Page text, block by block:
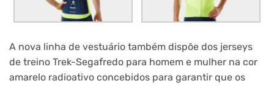
A nova linha de vestuário também dispõe dos jerseys
de treino Trek-Segafredo para homem e mulher na cor
amarelo radioativo concebidos para garantir que os